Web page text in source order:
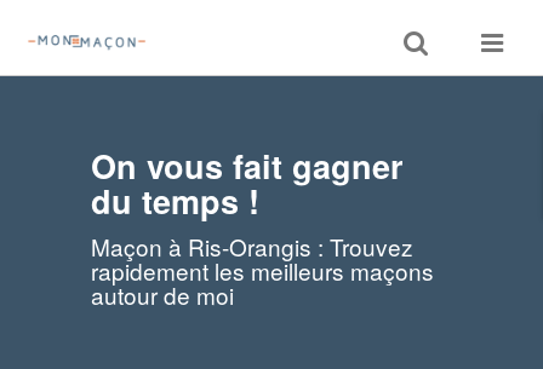
Toggle
search
Toggle
On vous fait gagner
du temps !
Maçon à Ris-Orangis : Trouvez
rapidement les meilleurs maçons
autour de moi